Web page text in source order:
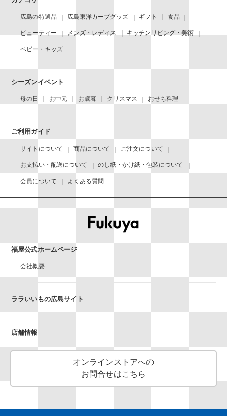
広島の特選品 広島東洋カープグッズ ギフト 食品
ビューティー メンズ・レディス キッチンリビング・美術
ベビー・キッズ
シーズンイベント
母の日 お中元 お歳暮 クリスマス おせち料理
ご利用ガイド
サイトについて 商品について ご注文について
お支払い・配送について のし紙・かけ紙・包装について
会員について よくある質問
福屋公式ホームページ
会社概要
ララいいもの広島サイト
店舗情報
オンラインストアへの
お問合せはこちら